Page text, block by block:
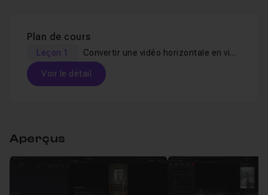
permettra de valider les connaissances théoriques
acquises pendant la formation.
Si vous vous sentez perdus, n'hésitez pas à poser vos
questions dans le salon d'entraide de la formation.
Plan de cours
Leçon 1 Convertir une vidéo horizontale en vidéo verticale sur DaVinci Resolve
Voir le détail
Aperçus